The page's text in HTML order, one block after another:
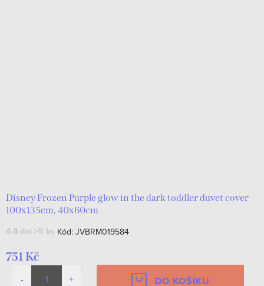
Disney Frozen Purple glow in the dark toddler duvet cover
100x135cm, 40x60cm
4-8 dní >5 ks Kód: JVBRM019584
751 Kč
DO KOŠÍKU